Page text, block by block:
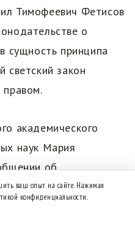
Тимофеевич Фетисов
о
сущность принципа
светский закон
правом.
академического
наук Мария
об
осветила
в Египте и
и вклад в
ваш опыт на сайте. Нажимая
конфиденциальности.